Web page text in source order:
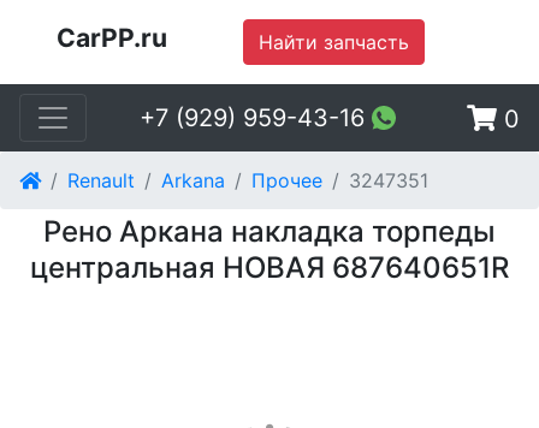
CarPP.ru Найти запчасть
+7 (929) 959-43-16 0
Renault Arkana Прочее 3247351
Рено Аркана накладка торпеды
центральная НОВАЯ 687640651R